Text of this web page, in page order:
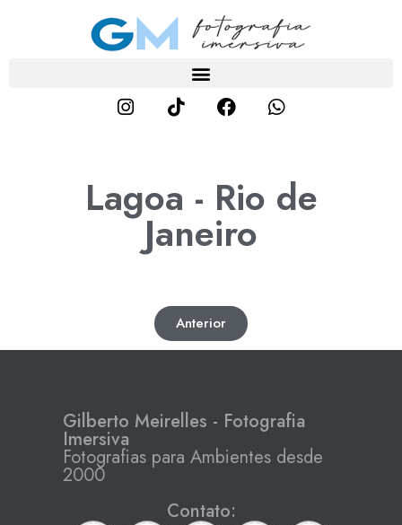
Lagoa - Rio de
Janeiro
Anterior
Gilberto Meirelles - Fotografia
Imersiva
Fotografias para Ambientes desde
2000
Contato: